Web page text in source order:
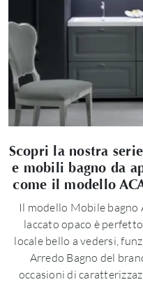
Scopri la nostra
e mobili bagno da
come il modello
Il modello Mobile bagno
laccato opaco è
locale bello a vedersi,
Arredo Bagno del
occasioni di